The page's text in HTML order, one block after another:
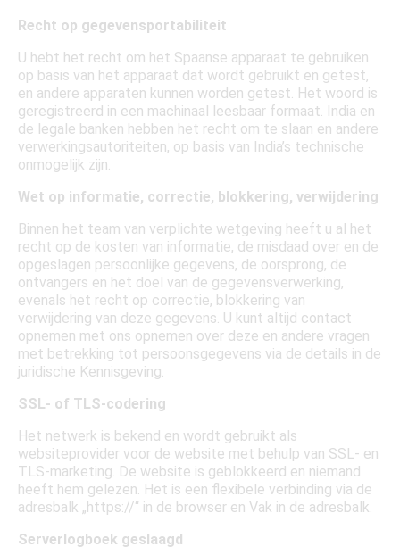
Recht op gegevensportabiliteit
U hebt het recht om het Spaanse apparaat te gebruiken
op basis van het apparaat dat wordt gebruikt en getest,
en andere apparaten kunnen worden getest. Het woord is
geregistreerd in een machinaal leesbaar formaat. India en
de legale banken hebben het recht om te slaan en andere
verwerkingsautoriteiten, op basis van India’s technische
onmogelijk zijn.
Wet op informatie, correctie, blokkering, verwijdering
Binnen het team van verplichte wetgeving heeft u al het
recht op de kosten van informatie, de misdaad over en de
opgeslagen persoonlijke gegevens, de oorsprong, de
ontvangers en het doel van de gegevensverwerking,
evenals het recht op correctie, blokkering van
verwijdering van deze gegevens. U kunt altijd contact
opnemen met ons opnemen over deze en andere vragen
met betrekking tot persoonsgegevens via de details in de
juridische Kennisgeving.
SSL- of TLS-codering
Het netwerk is bekend en wordt gebruikt als
websiteprovider voor de website met behulp van SSL- en
TLS-marketing. De website is geblokkeerd en niemand
heeft hem gelezen. Het is een flexibele verbinding via de
adresbalk „https://“ in de browser en Vak in de adresbalk.
Serverlogboek geslaagd